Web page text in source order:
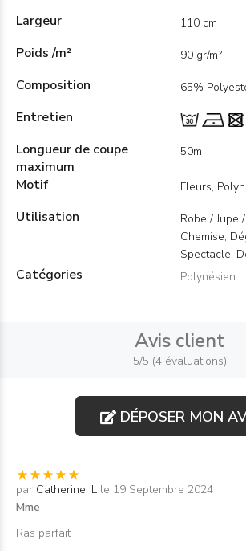
Largeur 110 cm
Poids /m² 90 gr/m²
Composition 65%
Entretien
Longueur de coupe
maximum
50m
Motif Fleurs,
Utilisation
Robe / Jupe
Chemise,
Spectacle,
Catégories Polynésien
Avis client
5/5 (4 évaluations)
DÉPOSER MON
par Catherine. L le 19 Septembre 2024
Mme
Ras parfait !